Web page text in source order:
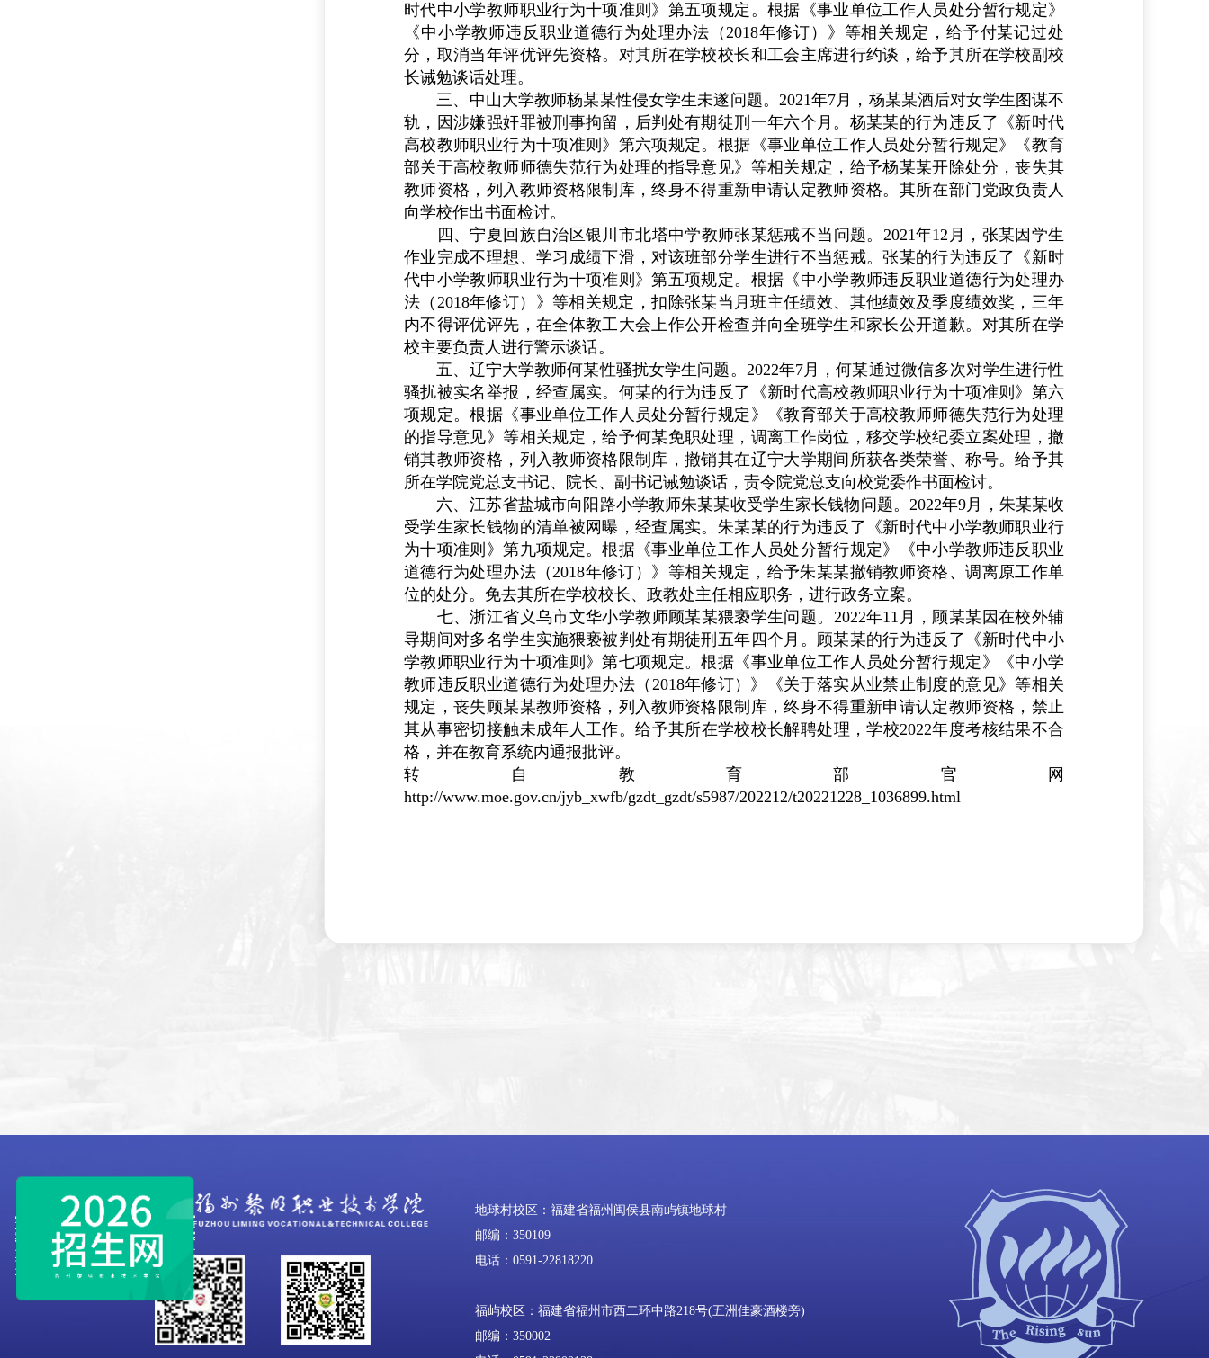
时代中小学教师职业行为十项准则》第五项规定。根据《事业单位工作人员处分暂行规定》
《中小学教师违反职业道德行为处理办法（2018年修订）》等相关规定，给予付某记过处
分，取消当年评优评先资格。对其所在学校校长和工会主席进行约谈，给予其所在学校副校
长诫勉谈话处理。
三、中山大学教师杨某某性侵女学生未遂问题。 2021年7月，杨某某酒后对女学生图谋不
轨，因涉嫌强奸罪被刑事拘留，后判处有期徒刑一年六个月。杨某某的行为违反了《新时代
高校教师职业行为十项准则》第六项规定。根据《事业单位工作人员处分暂行规定》《教育
部关于高校教师师德失范行为处理的指导意见》等相关规定，给予杨某某开除处分，丧失其
教师资格，列入教师资格限制库，终身不得重新申请认定教师资格。其所在部门党政负责人
向学校作出书面检讨。
四、宁夏回族自治区银川市北塔中学教师张某惩戒不当问题。 2021年12 月，张某因学生
作业完成不理想、学习成绩下滑，对该班部分学生进行不当惩戒。张某的行为违反了《新时
代中小学教师职业行为十项准则》第五项规定。根据《中小学教师违反职业道德行为处理办
法（ 2018年修订）》等相关规定，扣除张某当月班主任绩效、其他绩效及季度绩效奖，三年
内不得评优评先，在全体教工大会上作公开检查并向全班学生和家长公开道歉。对其所在学
校主要负责人进行警示谈话。
五、辽宁大学教师何某性骚扰女学生问题。 2022年7月，何某通过微信多次对学生进行性
骚扰被实名举报，经查属实。何某的行为违反了《新时代高校教师职业行为十项准则》第六
项规定。根据《事业单位工作人员处分暂行规定》《教育部关于高校教师师德失范行为处理
的指导意见》等相关规定，给予何某免职处理，调离工作岗位，移交学校纪委立案处理，撤
销其教师资格，列入教师资格限制库，撤销其在辽宁大学期间所获各类荣誉、称号。给予其
所在学院党总支书记、院长、副书记诫勉谈话，责令院党总支向校党委作书面检讨。
六、江苏省盐城市向阳路小学教师朱某某收受学生家长钱物问题。 2022年9月，朱某某收
受学生家长钱物的清单被网曝，经查属实。朱某某的行为违反了《新时代中小学教师职业行
为十项准则》第九项规定。根据《事业单位工作人员处分暂行规定》《中小学教师违反职业
道德行为处理办法（2018年修订）》等相关规定，给予朱某某撤销教师资格、调离原工作单
位的处分。免去其所在学校校长、政教处主任相应职务，进行政务立案。
七、浙江省义乌市文华小学教师顾某某猥亵学生问题。 2022年11 月，顾某某因在校外辅
导期间对多名学生实施猥亵被判处有期徒刑五年四个月。顾某某的行为违反了《新时代中小
学教师职业行为十项准则》第七项规定。根据《事业单位工作人员处分暂行规定》《中小学
教师违反职业道德行为处理办法（ 2018年修订）》《关于落实从业禁止制度的意见》等相关
规定，丧失顾某某教师资格，列入教师资格限制库，终身不得重新申请认定教师资格，禁止
其从事密切接触未成年人工作。给予其所在学校校长解聘处理，学校2022年度考核结果不合
格，并在教育系统内通报批评。
转自教育部官网
http://www.moe.gov.cn/jyb_xwfb/gzdt_gzdt/s5987/202212/t20221228_1036899.html
地球村校区：福建省福州闽侯县南屿镇地球村
邮编：350109
电话：0591-22818220
福屿校区：福建省福州市西二环中路218号(五洲佳豪酒楼旁)
邮编：350002